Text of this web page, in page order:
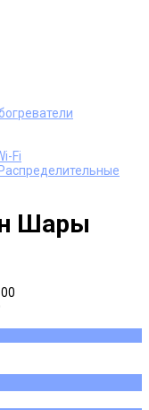
Fi
Распределительные
Шары